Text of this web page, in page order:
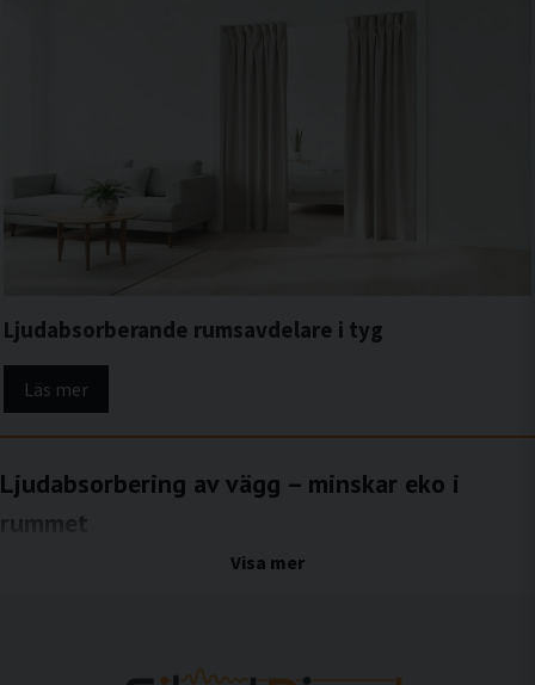
Ljudabsorberande rumsavdelare i tyg
Läs mer
Ljudabsorbering av vägg – minskar eko i
rummet
Effektiv ljudkontroll med väggmonterade ljudabsorbenter i hus och hem
Ljudabsorbering av vägg är en effektiv åtgärd för att minska dessa reflektioner och
Visa mer